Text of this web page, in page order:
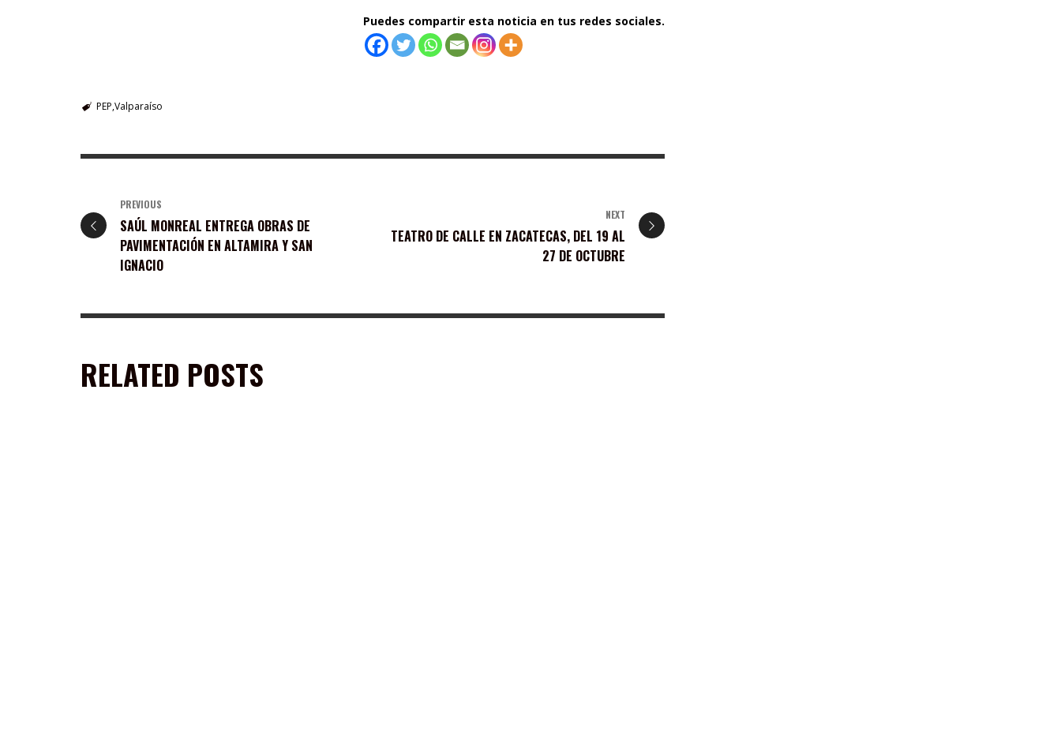
Puedes compartir esta noticia en tus redes sociales.
PEP Valparaíso
PREVIOUS
SAÚL MONREAL ENTREGA OBRAS DE
PAVIMENTACIÓN EN ALTAMIRA Y SAN
IGNACIO
NEXT
TEATRO DE CALLE EN ZACATECAS, DEL 19 AL
27 DE OCTUBRE
RELATED POSTS